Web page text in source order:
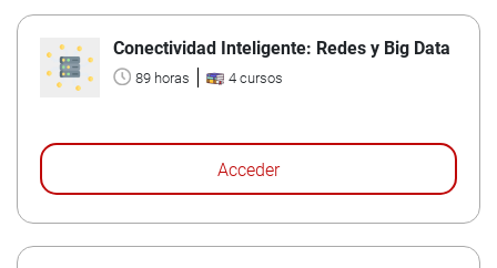
Conectividad Inteligente: Redes y Big Data
89 horas 4 cursos
Acceder